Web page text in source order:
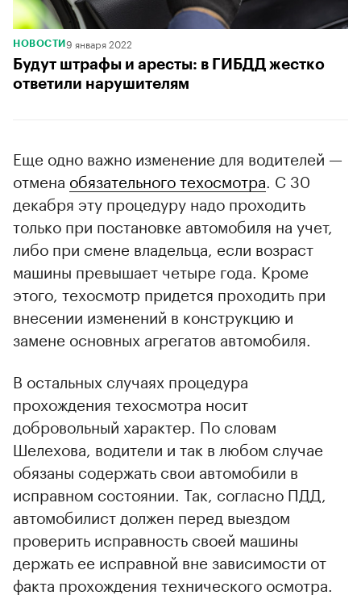
НОВОСТИ 9 января 2022
Будут штрафы и аресты: в ГИБДД жестко
ответили нарушителям
Еще одно важно изменение для водителей —
отмена обязательного техосмотра . С 30
декабря эту процедуру надо проходить
только при постановке автомобиля на учет,
либо при смене владельца, если возраст
машины превышает четыре года. Кроме
этого, техосмотр придется проходить при
внесении изменений в конструкцию и
замене основных агрегатов автомобиля.
В остальных случаях процедура
прохождения техосмотра носит
добровольный характер. По словам
Шелехова, водители и так в любом случае
обязаны содержать свои автомобили в
исправном состоянии. Так, согласно ПДД,
автомобилист должен перед выездом
проверить исправность своей машины
держать ее исправной вне зависимости от
факта прохождения технического осмотра.